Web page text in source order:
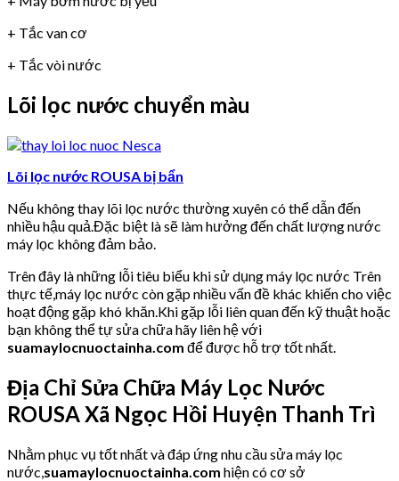
+ Tắc van cơ
+ Tắc vòi nước
Lõi lọc nước chuyển màu
Lõi lọc nước ROUSA bị bẩn
Nếu không thay lõi lọc nước thường xuyên có thể dẫn đến
nhiều hậu quả.Đặc biệt là sẽ làm hưởng đến chất lượng nước
máy lọc không đảm bảo.
Trên đây là những lỗi tiêu biểu khi sử dụng máy lọc nước Trên
thực tế,máy lọc nước còn gặp nhiều vấn đề khác khiến cho việc
hoạt động gặp khó khăn.Khi gặp lỗi liên quan đến kỹ thuật hoặc
bạn không thể tự sửa chữa hãy liên hệ với
suamaylocnuoctainha.com để được hỗ trợ tốt nhất.
Địa Chỉ Sửa Chữa Máy Lọc Nước
ROUSAXã Ngọc Hồi Huyện Thanh Trì
Nhằm phục vụ tốt nhất và đáp ứng nhu cầu sửa máy lọc
nước, suamaylocnuoctainha.com hiện có cơ sở